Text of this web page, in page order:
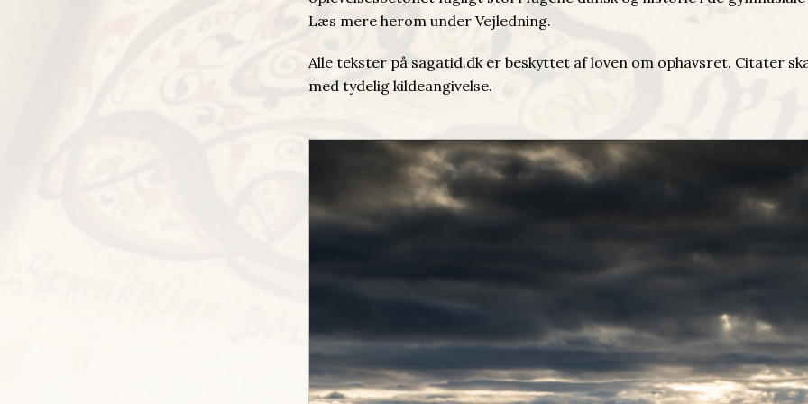
Læs mere herom under Vejledning.
Alle tekster på sagatid.dk er beskyttet af loven om ophavsret. Citater
med tydelig kildeangivelse.